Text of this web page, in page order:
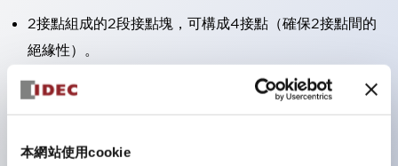
本網站使用cookie
2接點組成的2段接點塊，可構成4接點（確保2接點間的
絕緣性）。
面板深度39.9mm（※11段接點塊）、59.9mm（※22段
接點塊）。可實現省空間設計。
防護結構